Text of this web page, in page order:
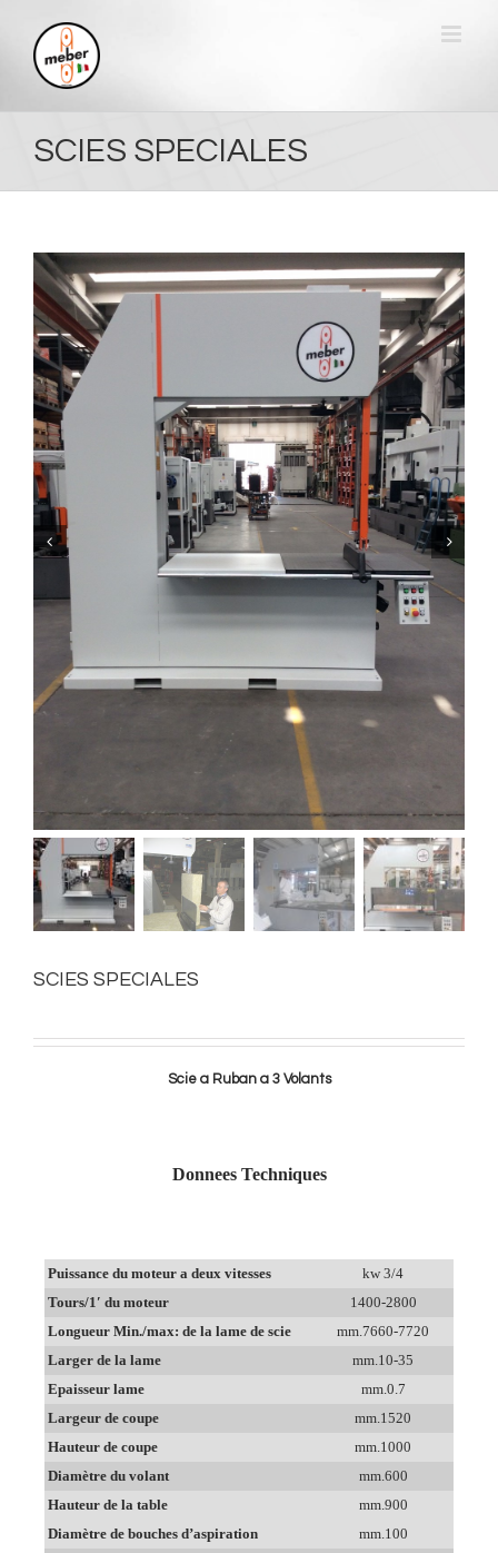
content
SCIES SPECIALES
 
SCIES SPECIALES
Scie a Ruban a 3 Volants
Donnees Techniques
Puissance du moteur a deux vitesses
kw 3/4
Tours/1′ du moteur
1400-2800
Longueur Min./max: de la lame de scie
mm.7660-7720
Larger de la lame
mm.10-35
Epaisseur lame
mm.0.7
Largeur de coupe
mm.1520
Hauteur de coupe
mm.1000
Diamètre du volant
mm.600
Hauteur de la table
mm.900
Diamètre de bouches d’aspiration
mm.100